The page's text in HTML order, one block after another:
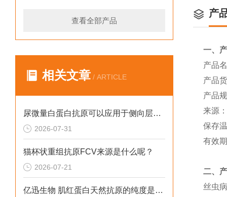
查看全部产品
相关文章 / ARTICLE
尿微量白蛋白抗原可以应用于侧向层析吗？
2026-07-31
猫杯状重组抗原FCV来源是什么呢？
2026-07-21
亿迅生物 肌红蛋白天然抗原的纯度是多少呢？
产
一、
产品
产品
产品
来源
保存
有效
二、
丝虫